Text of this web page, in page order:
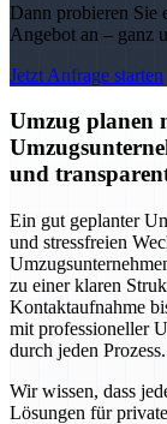
Dann probieren Sie
Angebot an – ganz
Jetzt Anfrage starten
Umzug planen
und
Ein gut geplanter
und stressfreien
zu einer klaren
Kontaktaufnahme
mit professioneller
durch jeden Prozess.
Wir wissen, dass
Lösungen für